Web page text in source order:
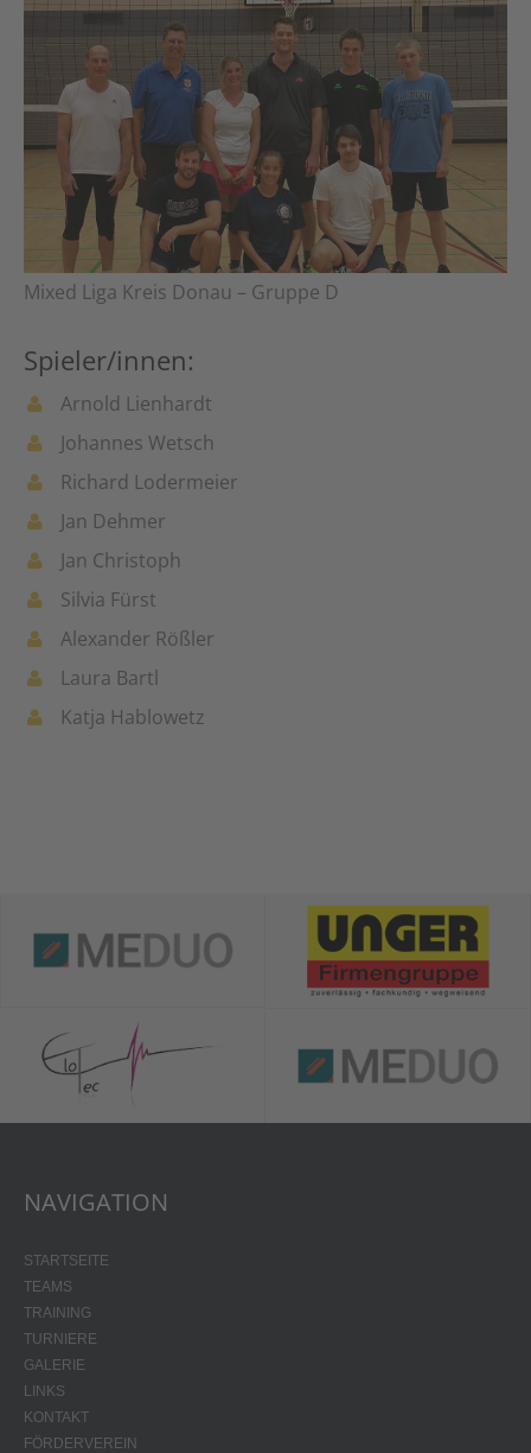
Mixed Liga Kreis Donau – Gruppe D
Spieler/innen:
Arnold Lienhardt
Johannes Wetsch
Richard Lodermeier
Jan Dehmer
Jan Christoph
Silvia Fürst
Alexander Rößler
Laura Bartl
Katja Hablowetz
NAVIGATION
STARTSEITE
TEAMS
TRAINING
TURNIERE
GALERIE
LINKS
KONTAKT
FÖRDERVEREIN